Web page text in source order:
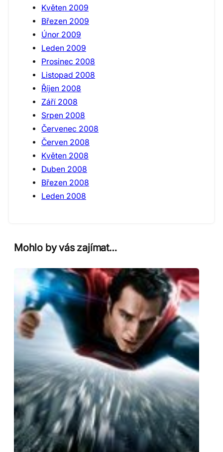
Květen 2009
Březen 2009
Únor 2009
Leden 2009
Prosinec 2008
Listopad 2008
Říjen 2008
Září 2008
Srpen 2008
Červenec 2008
Červen 2008
Květen 2008
Duben 2008
Březen 2008
Leden 2008
Mohlo by vás zajímat…